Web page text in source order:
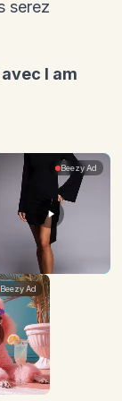
serez
I am